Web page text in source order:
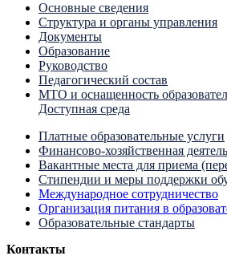
Основные сведения
Структура и органы управления
Документы
Образование
Руководство
Педагогический состав
МТО и оснащенность
Доступная среда
Платные образовательные услуги
Финансово-хозяйственная
Вакантные места для приема
Стипендии и меры поддержки
Международное сотрудничество
Организация питания в
Образовательные стандарты
Контакты